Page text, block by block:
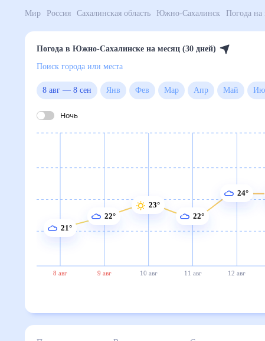
Мир Россия Сахалинская область Южно-Сахалинск
Погода в Южно-Сахалинске на месяц (30 дней)
Поиск города или места
8 авг— 8 сен Янв Фев Мар Апр Май
Ночь
8 авг 9 авг 10 авг 11 авг 12 авг
21°
22°
23°
22°
24°